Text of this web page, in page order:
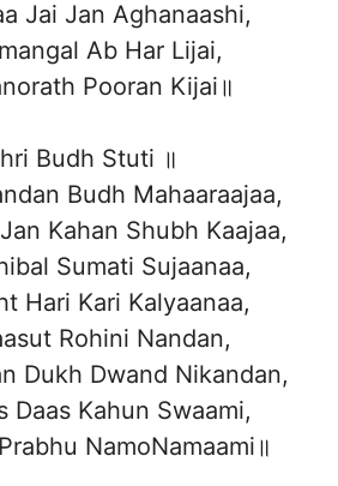
Jai Jan Aghanaashi,
Ab Har Lijai,
Pooran Kijai॥
Budh Stuti ॥
Budh Mahaaraajaa,
Kahan Shubh Kaajaa,
Sumati Sujaanaa,
Hari Kari Kalyaanaa,
Rohini Nandan,
Dukh Dwand Nikandan,
Daas Kahun Swaami,
NamoNamaami॥